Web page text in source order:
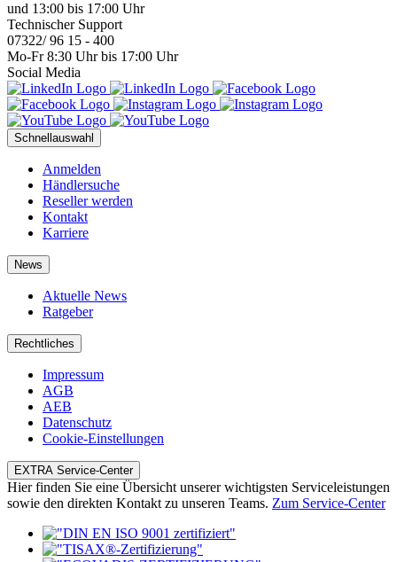
und 13:00 bis 17:00 Uhr
Technischer Support
07322/ 96 15 - 400
Mo-Fr 8:30 Uhr bis 17:00 Uhr
Social Media
Schnellauswahl
Anmelden
Händlersuche
Reseller werden
Kontakt
Karriere
News
Aktuelle News
Ratgeber
Rechtliches
Impressum
AGB
AEB
Datenschutz
Cookie-Einstellungen
EXTRA Service-Center
Hier finden Sie eine Übersicht unserer wichtigsten Serviceleistungen
sowie den direkten Kontakt zu unseren Teams. Zum Service-Center